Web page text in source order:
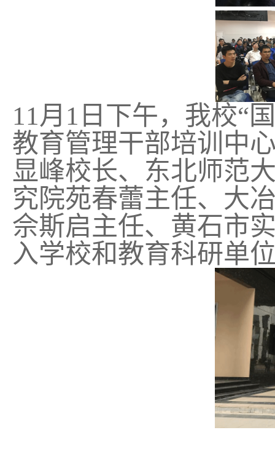
11月1日下午，我校“
教育管理干部培训中
显峰校长、东北师范
究院苑春蕾主任、大
佘斯启主任、黄石市
入学校和教育科研单